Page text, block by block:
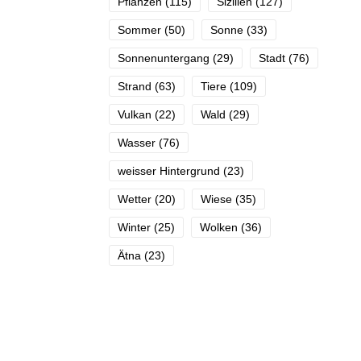
Sommer (50) Sonne (33)
Sonnenuntergang (29) Stadt (76)
Strand (63) Tiere (109)
Vulkan (22) Wald (29)
Wasser (76)
weisser Hintergrund (23)
Wetter (20) Wiese (35)
Winter (25) Wolken (36)
Ätna (23)